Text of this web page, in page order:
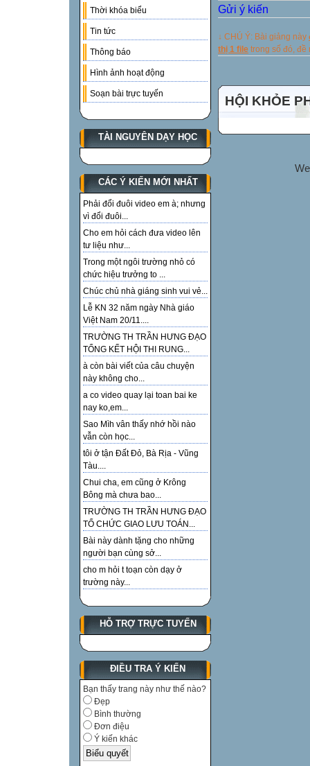
Thời khóa biểu
Tin tức
Thông báo
Hình ảnh hoạt động
Soạn bài trực tuyến
TÀI NGUYÊN DẠY HỌC
CÁC Ý KIẾN MỚI NHẤT
Phải đổi đuôi video em à; nhưng
vì đổi đuôi...
Cho em hỏi cách đưa video lên
tư liệu như...
Trong một ngôi trường nhỏ có
chức hiệu trưởng to ...
Chúc chủ nhà giáng sinh vui vẻ...
Lễ KN 32 năm ngày Nhà giáo
Việt Nam 20/11....
TRƯỜNG TH TRẦN HƯNG ĐẠO
TỔNG KẾT HỘI THI RUNG...
à còn bài viết của câu chuyện
này không cho...
a co video quay lại toan bai ke
nay ko,em...
Sao Mìh vân thấy nhớ hồi nào
vẫn còn học...
tôi ở tận Đất Đỏ, Bà Rịa - Vũng
Tàu....
Chui cha, em cũng ở Krông
Bông mà chưa bao...
TRƯỜNG TH TRẦN HƯNG ĐẠO
TỔ CHỨC GIAO LƯU TOÁN...
Bài này dành tặng cho những
người bạn cùng sở...
cho m hỏi t toạn còn dạy ở
trường này...
HỖ TRỢ TRỰC TUYẾN
ĐIỀU TRA Ý KIẾN
Bạn thấy trang này như thế nào?
Đẹp
Bình thường
Đơn điệu
Ý kiến khác
Gửi ý kiến
↓ CHÚ Ý: Bài giảng này
thị 1 file trong số đó, đề
HỘI KHỎE